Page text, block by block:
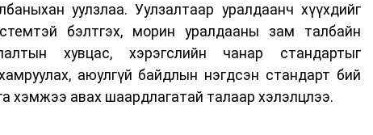
уулзлаа. Уулзалтаар уралдаанч хүүхдийг
бэлтгэх, морин уралдааны зам талбайн
хувцас, хэрэгслийн чанар стандартыг
аюулгүй байдлын нэгдсэн стандарт бий
хэмжээ авах шаардлагатай талаар хэлэлцлээ.